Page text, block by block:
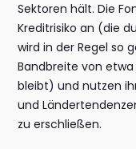
Sektoren hält. Die
Kreditrisiko an (die
wird in der Regel so
Bandbreite von
bleibt) und nutzen
und
zu erschließen.